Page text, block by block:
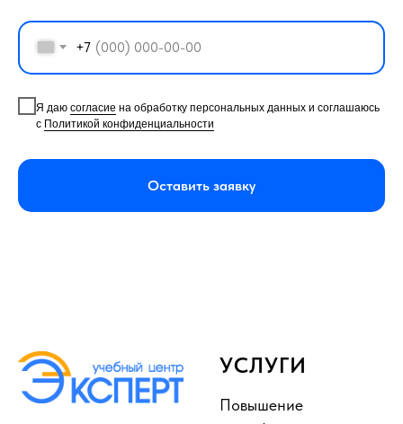
+7
Я даю согласие на обработку персональных данных и соглашаюсь
с Политикой конфиденциальности
Оставить заявку
УСЛУГИ
Повышение